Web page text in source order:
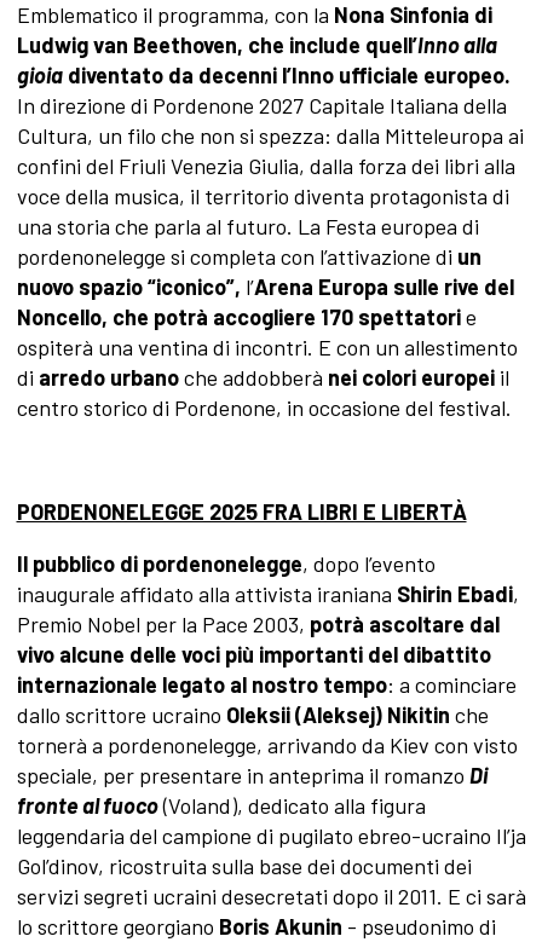
Emblematico il programma, con la Nona Sinfonia di
Ludwig van Beethoven, che include quell’Inno alla
gioiadiventato da decenni l’Inno ufficiale europeo.
In direzione di Pordenone 2027 Capitale Italiana della
Cultura, un filo che non si spezza: dalla Mitteleuropa ai
confini del Friuli Venezia Giulia, dalla forza dei libri alla
voce della musica, il territorio diventa protagonista di
una storia che parla al futuro. La Festa europea di
pordenonelegge si completa con l’attivazione di un
nuovo spazio “iconico”, l’Arena Europa sulle rive del
Noncello, che potrà accogliere 170 spettatorie
ospiterà una ventina di incontri. E con un allestimento
di arredo urbanoche addobberà nei colori europeiil
centro storico di Pordenone, in occasione del festival.
PORDENONELEGGE 2025 FRA LIBRI E LIBERTÀ
Il pubblico di pordenonelegge, dopo l’evento
inaugurale affidato alla attivista iraniana Shirin Ebadi,
Premio Nobel per la Pace 2003, potrà ascoltare dal
vivo alcune delle voci più importanti del dibattito
internazionale legato al nostro tempo: a cominciare
dallo scrittore ucraino Oleksii (Aleksej) Nikitin che
tornerà a pordenonelegge, arrivando da Kiev con visto
speciale, per presentare in anteprima il romanzo Di
fronte al fuoco(Voland), dedicato alla figura
leggendaria del campione di pugilato ebreo-ucraino Il’ja
Gol’dinov, ricostruita sulla base dei documenti dei
servizi segreti ucraini desecretati dopo il 2011. E ci sarà
lo scrittore georgiano Boris Akunin - pseudonimo di